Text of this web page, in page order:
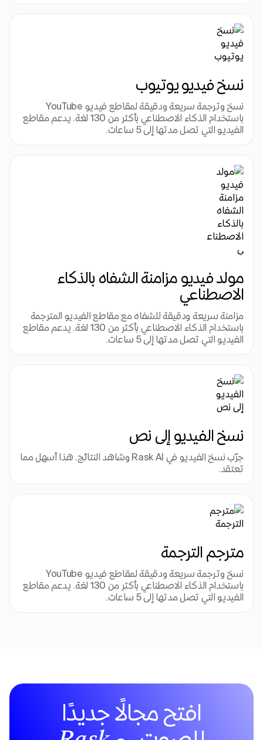
نسخ فيديو يوتيوب
نسخ وترجمة سريعة ودقيقة لمقاطع فيديو YouTube
الفيديو التي تصل مدتها إلى 5 ساعات.
الاصطناعي
الفيديو التي تصل مدتها إلى 5 ساعات.
نسخ الفيديو إلى نص
تعتقد.
مترجم الترجمة
نسخ وترجمة سريعة ودقيقة لمقاطع فيديو YouTube
الفيديو التي تصل مدتها إلى 5 ساعات.
افتح مجالًا جديدًا